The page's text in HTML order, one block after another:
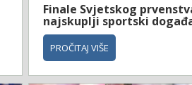
Finale Svjetskog
najskuplji sportski
PROČITAJ VIŠE